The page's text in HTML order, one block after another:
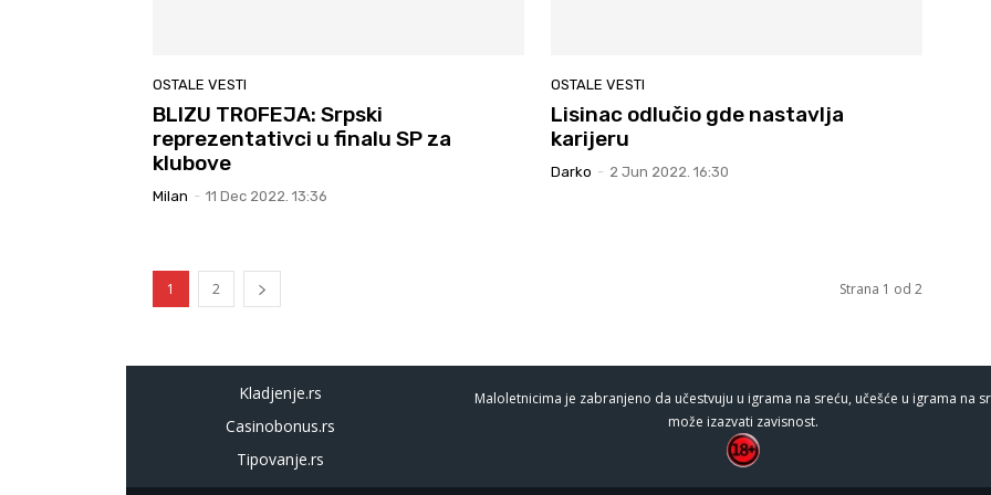
OSTALE VESTI
BLIZU TROFEJA: Srpski
reprezentativci u finalu SP za
klubove
Milan - 11 Dec 2022. 13:36
OSTALE VESTI
Lisinac odlučio gde nastavlja
karijeru
Darko - 2 Jun 2022. 16:30
1 2 Strana 1 od 2
Kladjenje.rs
Casinobonus.rs
Tipovanje.rs
Maloletnicima je zabranjeno da učestvuju u igrama na sreću, učešće u igrama na
može izazvati zavisnost.